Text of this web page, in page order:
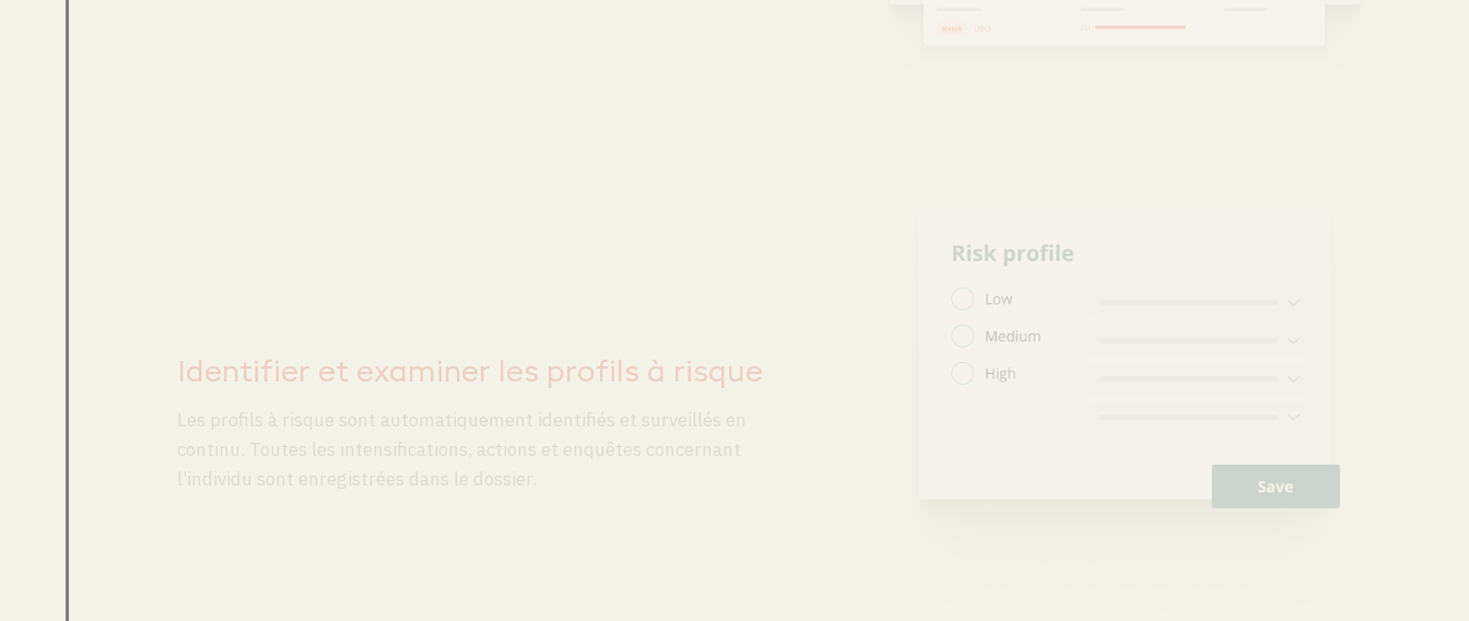
Identifier et examiner les profils à risque
Les profils à risque sont automatiquement identifiés et surveillés en
continu. Toutes les intensifications, actions et enquêtes concernant
l’individu sont enregistrées dans le dossier.